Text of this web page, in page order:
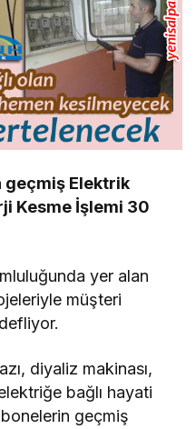
geçmiş Elektrik
Kesme İşlemi 30
yer alan
müşteri
diyaliz makinası,
bağlı hayati
geçmiş